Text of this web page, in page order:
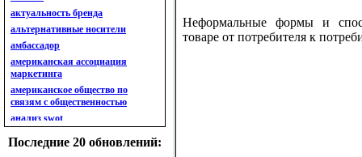
актуальность бренда
альтернативные носители
амбассадор
американская ассоциация
маркетинга
американское общество по
связям с общественностью
анализ swot
анализ бизнес-портфеля
Последние 20 обновлений:
Неформальные формы и
товаре от потребителя к